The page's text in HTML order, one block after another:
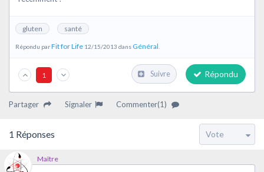
gluten santé
Répondu parFit for Life 12/15/2013 dans Général
1 Répondu
Suivre
Partager Signaler Commenter(1)
1 Réponses
Maître